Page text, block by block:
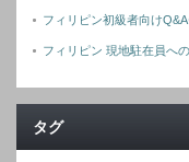
フィリピン初級者向け
フィリピン 現地駐在員へ
タグ